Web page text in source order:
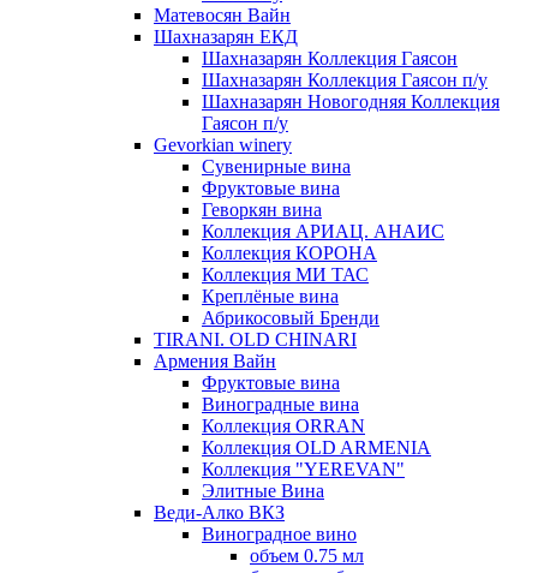
Матевосян Вайн
Шахназарян ЕКД
Шахназарян Коллекция Гаясон
Шахназарян Коллекция Гаясон п/у
Шахназарян Новогодняя Коллекция
Гаясон п/у
Gevorkian winery
Сувенирные вина
Фруктовые вина
Геворкян вина
Коллекция АРИАЦ. АНАИС
Коллекция КОРОНА
Коллекция МИ ТАС
Креплёные вина
Абрикосовый Бренди
TIRANI. OLD CHINARI
Армения Вайн
Фруктовые вина
Виноградные вина
Коллекция ORRAN
Коллекция OLD ARMENIA
Коллекция "YEREVAN"
Элитные Вина
Веди-Алко ВКЗ
Виноградное вино
объем 0.75 мл